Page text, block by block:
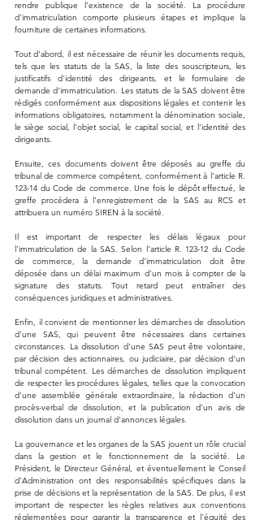
rendre publique l'existence de la société. La procédure
d'immatriculation comporte plusieurs étapes et implique la
fourniture de certaines informations.
Tout d'abord, il est nécessaire de réunir les documents requis,
tels que les statuts de la SAS, la liste des souscripteurs, les
justificatifs d'identité des dirigeants, et le formulaire de
demande d'immatriculation. Les statuts de la SAS doivent être
rédigés conformément aux dispositions légales et contenir les
informations obligatoires, notamment la dénomination sociale,
le siège social, l'objet social, le capital social, et l'identité des
dirigeants.
Ensuite, ces documents doivent être déposés au greffe du
tribunal de commerce compétent, conformément à l'article R.
123-14 du Code de commerce. Une fois le dépôt effectué, le
greffe procédera à l'enregistrement de la SAS au RCS et
attribuera un numéro SIREN à la société.
Il est important de respecter les délais légaux pour
l'immatriculation de la SAS. Selon l'article R. 123-12 du Code
de commerce, la demande d'immatriculation doit être
déposée dans un délai maximum d'un mois à compter de la
signature des statuts. Tout retard peut entraîner des
conséquences juridiques et administratives.
Enfin, il convient de mentionner les démarches de dissolution
d'une SAS, qui peuvent être nécessaires dans certaines
circonstances. La dissolution d'une SAS peut être volontaire,
par décision des actionnaires, ou judiciaire, par décision d'un
tribunal compétent. Les démarches de dissolution impliquent
de respecter les procédures légales, telles que la convocation
d'une assemblée générale extraordinaire, la rédaction d'un
procès-verbal de dissolution, et la publication d'un avis de
dissolution dans un journal d'annonces légales.
La gouvernance et les organes de la SAS jouent un rôle crucial
dans la gestion et le fonctionnement de la société. Le
Président, le Directeur Général, et éventuellement le Conseil
d'Administration ont des responsabilités spécifiques dans la
prise de décisions et la représentation de la SAS. De plus, il est
important de respecter les règles relatives aux conventions
réglementées pour garantir la transparence et l'équité des